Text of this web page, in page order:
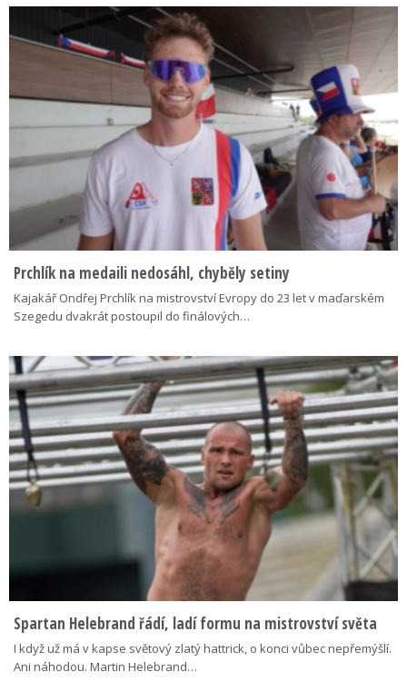
Prchlík na medaili nedosáhl, chyběly setiny
Kajakář Ondřej Prchlík na mistrovství Evropy do 23 let v maďarském
Szegedu dvakrát postoupil do finálových…
Spartan Helebrand řádí, ladí formu na mistrovství světa
I když už má v kapse světový zlatý hattrick, o konci vůbec nepřemýšlí.
Ani náhodou. Martin Helebrand…